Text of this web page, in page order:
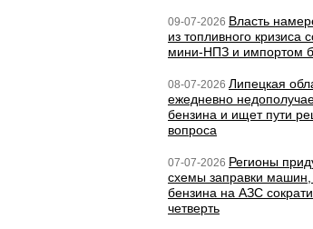
09-07-2026 Власть
из топливного кризиса
мини-НПЗ и импортом
08-07-2026 Липецкая
ежедневно
бензина и ищет пути
вопроса
07-07-2026 Регионы
схемы заправки машин,
бензина на АЗС
четверть